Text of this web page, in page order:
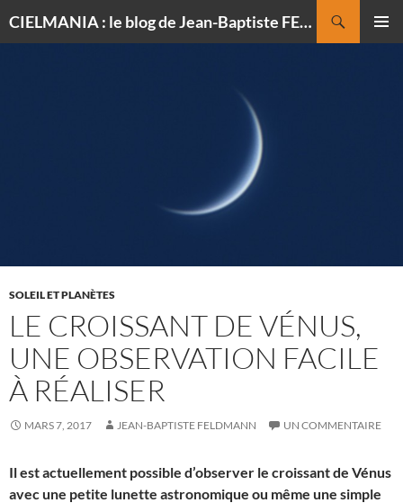
CIELMANIA : le blog de Jean-Baptiste FELDMANN, photographe du ciel
SOLEIL ET PLANÈTES
LE CROISSANT DE VÉNUS,
UNE OBSERVATION FACILE
À RÉALISER
MARS 7, 2017 JEAN-BAPTISTE FELDMANN UN COMMENTAIRE
Il est actuellement possible d’observer le croissant de Vénus
avec une petite lunette astronomique ou même une simple